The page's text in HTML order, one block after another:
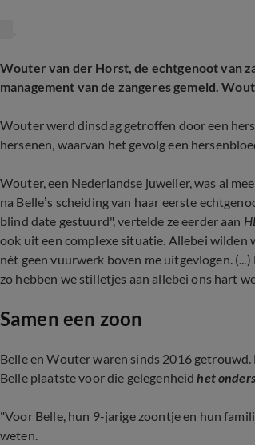
Wouter van der Horst, de echtgenoot van
management van de zangeres gemeld.
Wouter werd dinsdag getroffen door een
hersenen, waarvan het gevolg een
Wouter, een Nederlandse juwelier, was al
na Belle’s scheiding van haar eerste
blind date gestuurd", vertelde ze eerder aan
ook uit een complexe situatie. Allebei wilden
nét geen vuurwerk boven me uitgevlogen.
zo hebben we stilletjes aan allebei ons hart
Samen een zoon
Belle en Wouter waren sinds 2016 getrouwd.
Belle plaatste voor die gelegenheidhet
"Voor Belle, hun 9-jarige zoontje en hun
weten.